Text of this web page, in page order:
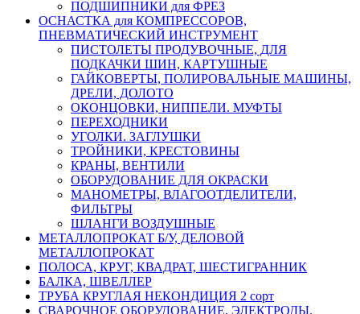
ПОДШИПНИКИ для ФРЕЗ
ОСНАСТКА для КОМПРЕССОРОВ,
ПНЕВМАТИЧЕСКИЙ ИНСТРУМЕНТ
ПИСТОЛЕТЫ ПРОДУВОЧНЫЕ, ДЛЯ
ПОДКАЧКИ ШИН, КАРТУШНЫЕ
ГАЙКОВЕРТЫ, ПОЛИРОВАЛЬНЫЕ МАШИНЫ,
ДРЕЛИ, ДОЛОТО
ОКОНЦОВКИ, НИППЕЛИ. МУФТЫ
ПЕРЕХОДНИКИ
УГОЛКИ. ЗАГЛУШКИ
ТРОЙНИКИ, КРЕСТОВИНЫ
КРАНЫ, ВЕНТИЛИ
ОБОРУДОВАНИЕ ДЛЯ ОКРАСКИ
МАНОМЕТРЫ, ВЛАГООТДЕЛИТЕЛИ,
ФИЛЬТРЫ
ШЛАНГИ ВОЗДУШНЫЕ
МЕТАЛЛОПРОКАТ Б/У, ДЕЛОВОЙ
МЕТАЛЛОПРОКАТ
ПОЛОСА, КРУГ, КВАДРАТ, ШЕСТИГРАННИК
БАЛКА, ШВЕЛЛЕР
ТРУБА КРУГЛАЯ НЕКОНДИЦИЯ 2 сорт
СВАРОЧНОЕ ОБОРУДОВАНИЕ, ЭЛЕКТРОДЫ,